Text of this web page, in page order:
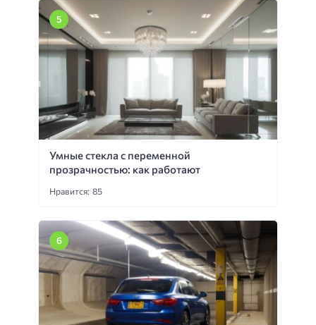
Умные стекла с переменной
прозрачностью: как работают
Нравится: 85